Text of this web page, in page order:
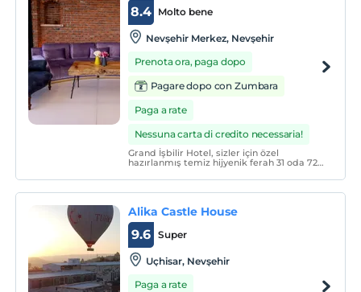
Molto bene
8.4
Nevşehir Merkez, Nevşehir
Prenota ora, paga dopo
Pagare dopo con Zumbara
Paga a rate
Nessuna carta di credito necessaria!
Grand İşbilir Hotel, sizler için özel
hazırlanmış temiz hijyenik ferah 31 oda 72
konuklarının hizmetindedir.
Alika Castle House
Super
9.6
Uçhisar, Nevşehir
Paga a rate